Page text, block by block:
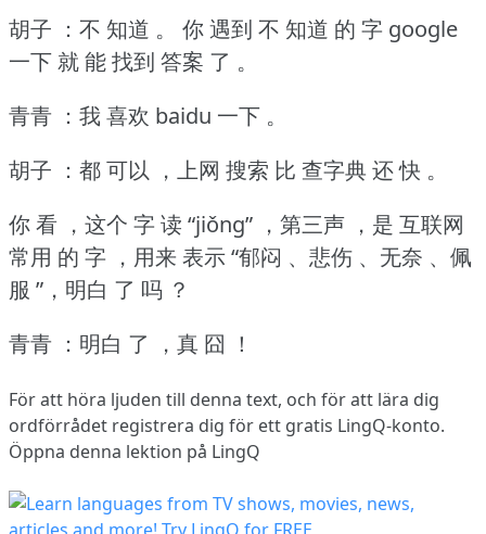
胡子 ：不 知道 。
你 遇到 不 知道 的 字 google
一下 就 能 找到 答案 了 。
青青 ：我 喜欢 baidu 一下 。
胡子 ：都 可以 ，上网 搜索 比 查字典 还 快 。
你 看 ，这个 字 读 “jiǒng” ，第三声 ，是 互联网
常用 的 字 ，用来 表示 “郁闷 、悲伤 、无奈 、佩
服 ”，明白 了 吗 ？
青青 ：明白 了 ，真 囧 ！
För att höra ljuden till denna text, och för att lära dig
ordförrådet registrera dig för ett gratis LingQ-konto.
Öppna denna lektion på LingQ